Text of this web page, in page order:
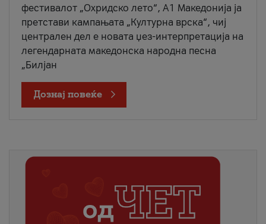
фестивалот „Охридско лето“, А1 Македонија ја
претстави кампањата „Културна врска“, чиј
централен дел е новата џез-интерпретација на
легендарната македонска народна песна
„Билјан
Дознај повеќе